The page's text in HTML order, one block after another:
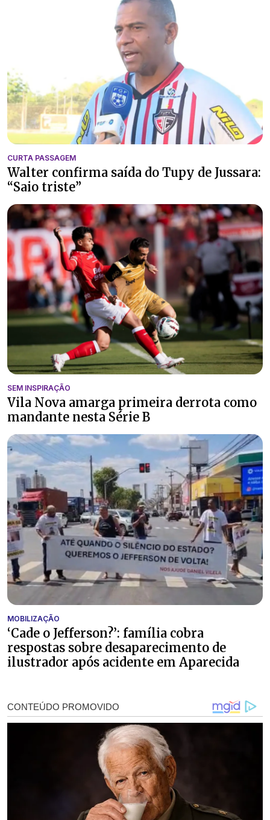
CURTA PASSAGEM
Walter confirma saída do Tupy de Jussara:
“Saio triste”
SEM INSPIRAÇÃO
Vila Nova amarga primeira derrota como
mandante nesta Série B
MOBILIZAÇÃO
‘Cade o Jefferson?’: família cobra
respostas sobre desaparecimento de
ilustrador após acidente em Aparecida